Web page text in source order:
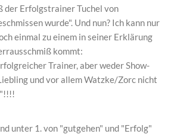
der Erfolgstrainer Tuchel von
wurde". Und nun? Ich kann nur
einmal zu einem in seiner Erklärung
kommt:
Trainer, aber weder Show-
und vor allem Watzke/Zorc nicht
unter 1. von "gutgehen" und "Erfolg"